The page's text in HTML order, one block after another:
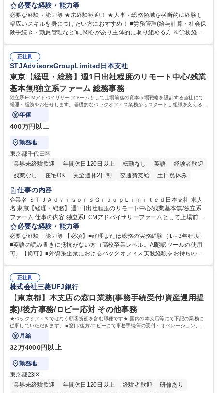
任せいたします。将来は総務・採用・教育業務へ守備範囲を広げ、組織運
営を支えるゼネラリストをめざせます。 ・初期業務：労働時間管理、給与
計算、社会保険対応、福利厚生管理、安全衛生、健康経営推進等をお任せ
します。ご経験に応じて、休職者管理など、幅広く経験を積んでいただき
幅広く経験を積みたい意欲がある方に最適な環境です。 募集職種 【総
務・人事】未経験歓迎/日立グループ/組織運営を支えるゼネラリストを目
指す
必要な経験・能力等
必要な経験・能力等 ★未経験歓迎！ ★人事・総務領域を横断的に経験し
幅広いスキルを身につけたい方におすすめ！ ■労務管理(給与計算・社会保
険手続き・勤怠管理など)に関心があり主体的に取り組める方 ※労務経験
のご経験 ■労務管理（給与計算・社会保険手続き・勤怠管理など）の経験
■衛生管理者の資格をお持ちの方 学歴・資格 学歴：大学院 大学 高専 短大
専修学校 高校 語学力： 資格：
正社員
STJAdvisorsGroupLimited日本支社
東京【経理・総務】週1日出社程度のリモート中心/残業
基本無/独立系ファーム 総務事務
独立系ECMアドバイザリーファームとして上場前後の資本市場戦略を設計する当社にて
経理・総務をお任せします。基礎的なバックオフィス業務からスタートし組織を支える専
任担当として広く活躍できる環境です。
年俸
400万円以上
勤務地
東京都千代田区
業界未経験歓迎
年間休日120日以上 転勤なし 英語
経験者歓迎
残業なし
在宅OK 完全週休2日制 交通費支給 土日祝休み
仕事の内容
企業名 ＳＴＪＡｄｖｉｓｏｒｓＧｒｏｕｐＬｉｍｉｔｅｄ日本支社 求人
名 東京【経理・総務】週1日出社程度のリモート中心/残業基本無/独立系
ファーム 仕事の内容 独立系ECMアドバイザリーファームとして上場前後
の資本市場戦略を設計する当社にて経理・総務をお任せします。基礎的な
バックオフィス業務からスタートし組織を支える専任担当として広く活躍
できる環境です。 ■日常経理、月次および年次決算サポート業務 ■本国
（グローバル）との英文メール対応（AI翻訳ツール等を使用しての対応で
業務をお任せします。残業も基本的には発生せず、ご自身のペースで業務
を進めやすく定着率の高い環境です。 募集職種 東京【経理・総務】週1日
出社程度のリモート中心/残業基本無/独立系ファーム
必要な経験・能力等
必要な経験・能力等 【必須】■経理または総務の実務経験（1～3年程度）
■英語の読み書きに抵抗がない方（高校卒業レベル。AI翻訳ツールの使用
可）【尚可】■外資系企業におけるバックオフィス実務経験をお持ちの方
【働き方について】現在は週4日程度の在宅勤務を実施しており、ワーク
ライフバランスを重視する方に最適な環境です（フルリモートも面接で相
談可）。【求める人物像】幅広いバックオフィス業務に柔軟に対応でき、
社内外と円滑にコミュニケーションを取りながら業務を推進できる方 学
歴・資格 学歴：大学院 大学 高専 短大 専修学校 高校 語学力： 資格：
正社員
株式会社三菱UFJ銀行
【東京都】本支店の窓口業務(事務手続受付/資産運用提
案)/後方事務/ロビー応対 その他事務
★バックオフィスではなく顧客折衝を含む職種です★ 国内の本支店等にて下記の業務に
従事していただきます。 ■窓口/後方/ロビーにて事務手続等の受付・オペレーション、お
客様対応
月給
32万4000円以上
勤務地
東京都23区
業界未経験歓迎
年間休日120日以上 経験者歓迎
研修あり